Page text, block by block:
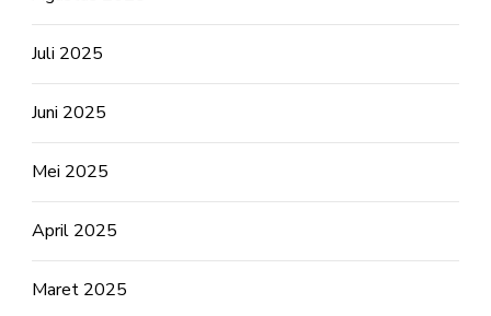
Juli 2025
Juni 2025
Mei 2025
April 2025
Maret 2025